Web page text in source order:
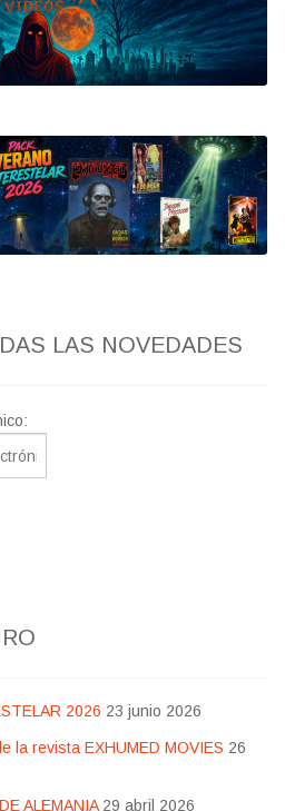
LAS NOVEDADES
2026 23 junio 2026
la revista EXHUMED MOVIES 26
ALEMANIA 29 abril 2026